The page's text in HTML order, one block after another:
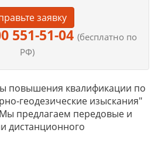
заявку
551-51-04 (бесплатно по
РФ)
повышения квалификации по
геодезические изыскания"
предлагаем передовые и
дистанционного